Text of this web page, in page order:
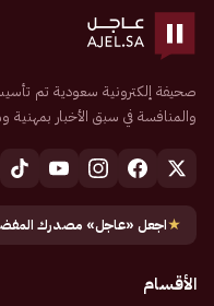
والمنافسة في سبق الأخبار
★اجعل «عاجل» مصدرك
الأقسام